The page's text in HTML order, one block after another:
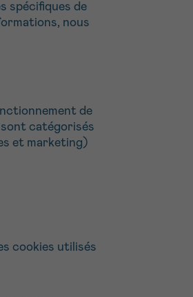
spécifiques de
nous
de
sont catégorisés
et marketing)
cookies utilisés